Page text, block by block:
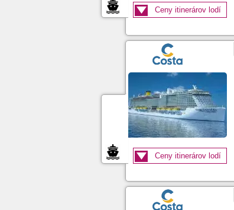
Ceny itinerárov lodí
Ceny itinerárov lodí